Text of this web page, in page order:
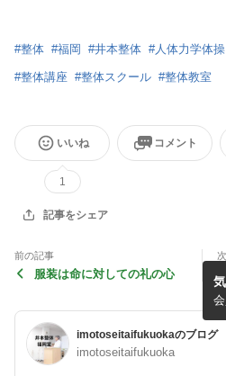
#整体 #福岡 #井本整体 #人体力学体操
#整体講座 #整体スクール #整体教室
いいね
1
コメント
記事をシェア
前の記事
服装は命に対しての礼の心
imotoseitaifukuokaのブログ
imotoseitaifukuoka